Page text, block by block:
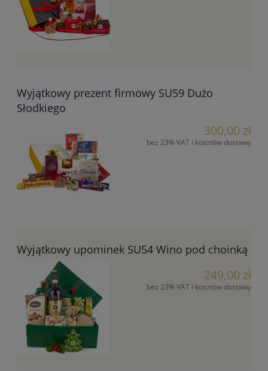
Wyjątkowy prezent firmowy SU59 Dużo
Słodkiego
300,00 zł
bez 23% VAT i kosztów dostawy
Wyjątkowy upominek SU54 Wino pod choinką
249,00 zł
bez 23% VAT i kosztów dostawy